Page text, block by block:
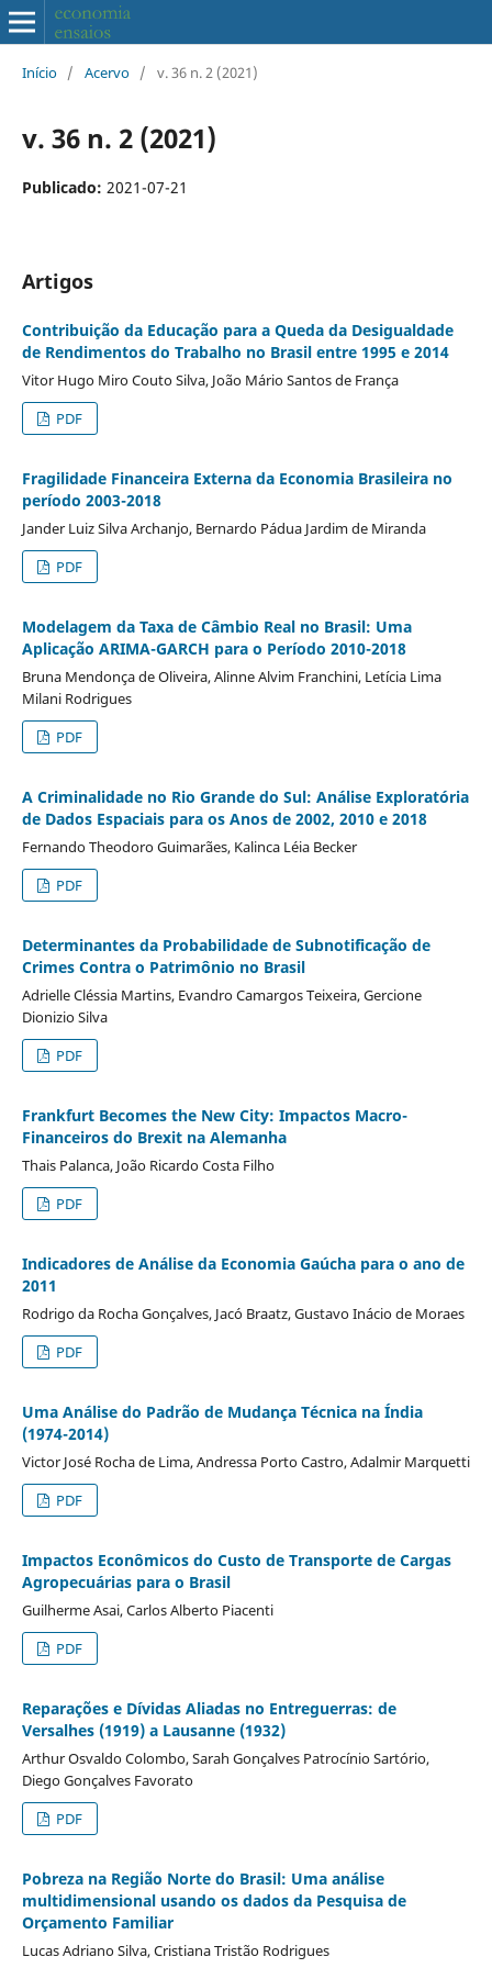
Início / Acervo / v. 36 n. 2 (2021)
v. 36 n. 2 (2021)
Publicado: 2021-07-21
Artigos
Contribuição da Educação para a Queda da Desigualdade
de Rendimentos do Trabalho no Brasil entre 1995 e 2014
Vitor Hugo Miro Couto Silva, João Mário Santos de França
PDF
Fragilidade Financeira Externa da Economia Brasileira no
período 2003-2018
Jander Luiz Silva Archanjo, Bernardo Pádua Jardim de Miranda
PDF
Modelagem da Taxa de Câmbio Real no Brasil: Uma
Aplicação ARIMA-GARCH para o Período 2010-2018
Bruna Mendonça de Oliveira, Alinne Alvim Franchini, Letícia Lima
Milani Rodrigues
PDF
A Criminalidade no Rio Grande do Sul: Análise Exploratória
de Dados Espaciais para os Anos de 2002, 2010 e 2018
Fernando Theodoro Guimarães, Kalinca Léia Becker
PDF
Determinantes da Probabilidade de Subnotificação de
Crimes Contra o Patrimônio no Brasil
Adrielle Cléssia Martins, Evandro Camargos Teixeira, Gercione
Dionizio Silva
PDF
Frankfurt Becomes the New City: Impactos Macro-
Financeiros do Brexit na Alemanha
Thais Palanca, João Ricardo Costa Filho
PDF
Indicadores de Análise da Economia Gaúcha para o ano de
2011
Rodrigo da Rocha Gonçalves, Jacó Braatz, Gustavo Inácio de Moraes
PDF
Uma Análise do Padrão de Mudança Técnica na Índia
(1974-2014)
Victor José Rocha de Lima, Andressa Porto Castro, Adalmir Marquetti
PDF
Impactos Econômicos do Custo de Transporte de Cargas
Agropecuárias para o Brasil
Guilherme Asai, Carlos Alberto Piacenti
PDF
Reparações e Dívidas Aliadas no Entreguerras: de
Versalhes (1919) a Lausanne (1932)
Arthur Osvaldo Colombo, Sarah Gonçalves Patrocínio Sartório,
Diego Gonçalves Favorato
PDF
Pobreza na Região Norte do Brasil: Uma análise
multidimensional usando os dados da Pesquisa de
Orçamento Familiar
Lucas Adriano Silva, Cristiana Tristão Rodrigues